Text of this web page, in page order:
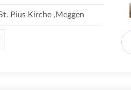
Pius Kirche ,Meggen